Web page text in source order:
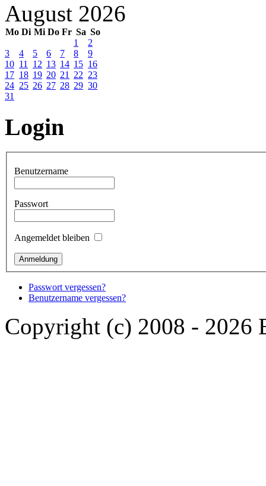
August 2026
Mo Di Mi Do Fr Sa So
1
2
3
4 5 6 7 8
9
10 11 12 13 14 15 16
17 18 19 20 21 22 23
24 25 26 27 28 29 30
31
Login
Benutzername
Passwort
Angemeldet bleiben
Passwort vergessen?
Benutzername vergessen?
Copyright (c) 2008 - 2026